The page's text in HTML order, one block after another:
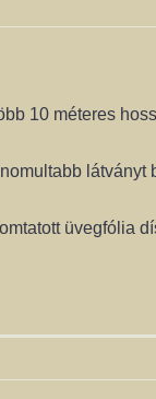
10 méteres
látványt
üvegfólia